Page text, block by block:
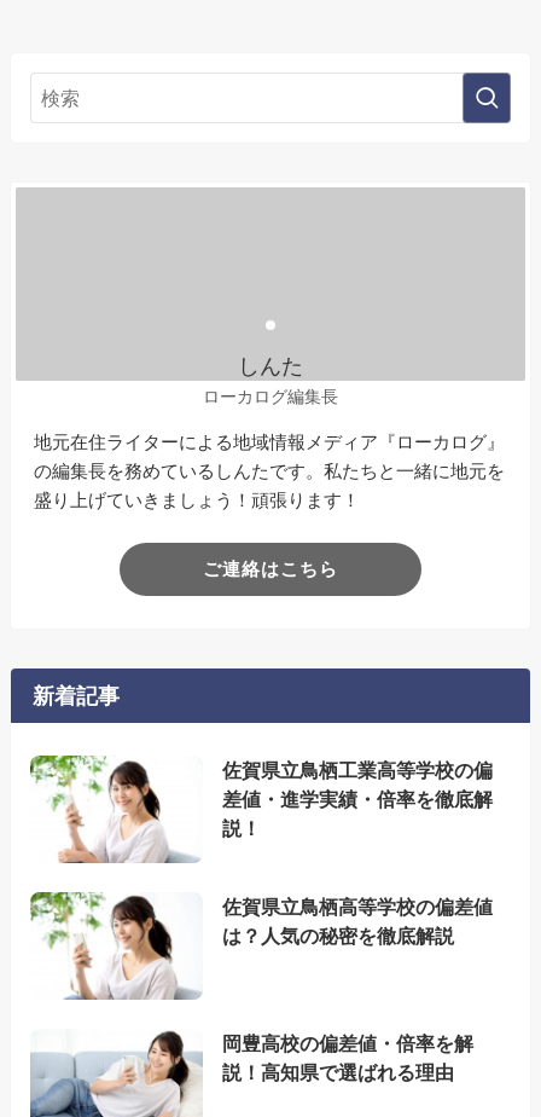
しんた
ローカログ編集長
地元在住ライターによる地域情報メディア『ローカログ』
の編集長を務めているしんたです。私たちと一緒に地元を
盛り上げていきましょう！頑張ります！
ご連絡はこちら
新着記事
佐賀県立鳥栖工業高等学校の偏
差値・進学実績・倍率を徹底解
説！
佐賀県立鳥栖高等学校の偏差値
は？人気の秘密を徹底解説
岡豊高校の偏差値・倍率を解
説！高知県で選ばれる理由